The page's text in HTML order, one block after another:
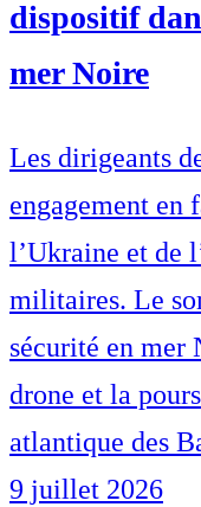
dispositif
mer Noire
Les dirigeants
engagement en
l’Ukraine et de
militaires. Le
sécurité en mer
drone et la
atlantique des
9 juillet 2026